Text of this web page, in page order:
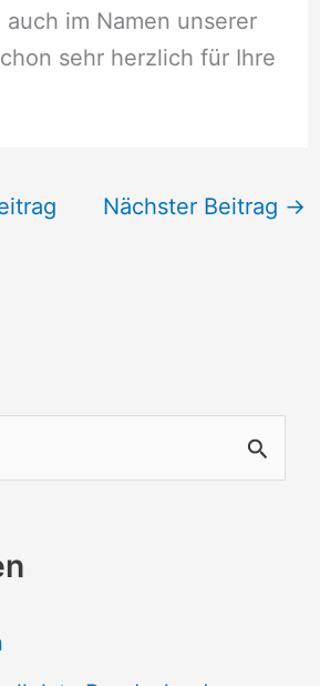
im Namen unserer
sehr herzlich für Ihre
Nächster Beitrag →